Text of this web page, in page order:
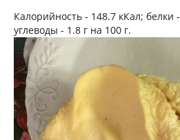
Калорийность - 148.7 кКал; белки -
углеводы - 1.8 г на 100 г.